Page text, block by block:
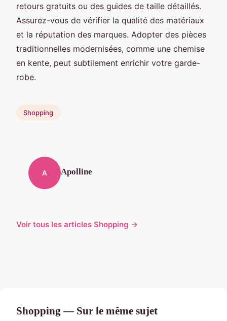
retours gratuits ou des guides de taille détaillés.
Assurez-vous de vérifier la qualité des matériaux
et la réputation des marques. Adopter des pièces
traditionnelles modernisées, comme une chemise
en kente, peut subtilement enrichir votre garde-
robe.
Shopping
A Apolline
Voir tous les articles Shopping →
Shopping — Sur le même sujet